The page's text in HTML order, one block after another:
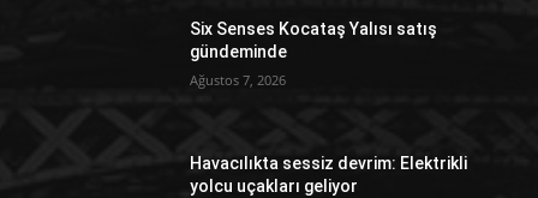
Six Senses Kocataş Yalısı satış
gündeminde
Ağustos 7, 2026
Havacılıkta sessiz devrim: Elektrikli
yolcu uçakları geliyor